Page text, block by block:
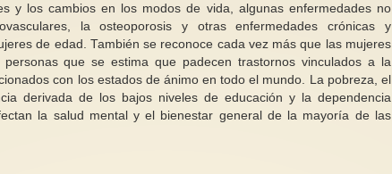
y los cambios en los modos de vida, algunas enfermedades no
la osteoporosis y otras enfermedades crónicas y
de edad. También se reconoce cada vez más que las mujeres
que se estima que padecen trastornos vinculados a la
con los estados de ánimo en todo el mundo. La pobreza, el
derivada de los bajos niveles de educación y la dependencia
la salud mental y el bienestar general de la mayoría de las